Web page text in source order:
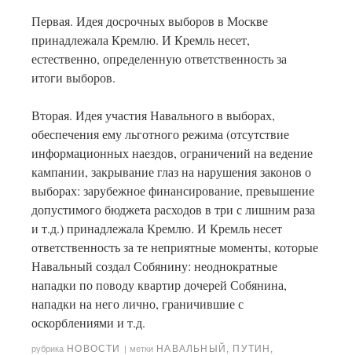
Первая. Идея досрочных выборов в Москве
принадлежала Кремлю. И Кремль несет,
естественно, определенную ответственность за
итоги выборов.
Вторая. Идея участия Навального в выборах,
обеспечения ему льготного режима (отсутствие
информационных наездов, ограничений на ведение
кампании, закрывание глаз на нарушения законов о
выборах: зарубежное финансирование, превышение
допустимого бюджета расходов в три с лишним раза
и т.д.) принадлежала Кремлю. И Кремль несет
ответственность за те неприятные моменты, которые
Навальный создал Собянину: неоднократные
нападки по поводу квартир дочерей Собянина,
нападки на него лично, граничившие с
оскорблениями и т.д.
рубрика НОВОСТИ | метки НАВАЛЬНЫЙ , ПУТИН ,